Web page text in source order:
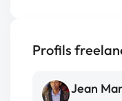
Profils
Jean